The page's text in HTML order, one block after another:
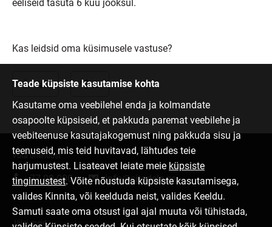
eeliseid tasuta 6 kuu jooksul.
Kas leidsid oma küsimusele vastuse?
Jah Ei
Teade küpsiste kasutamise kohta
Kasutame oma veebilehel enda ja kolmandate
osapoolte küpsiseid, et pakkuda paremat veebilehe ja
veebiteenuse kasutajakogemust ning pakkuda sisu ja
teenuseid, mis teid huvitavad, lähtudes teie
harjumustest. Lisateavet leiate meie küpsiste
tingimustest. Võite nõustuda küpsiste kasutamisega,
valides Kinnita, või keelduda neist, valides Keeldu.
Samuti saate oma otsust igal ajal muuta või tühistada,
Võta ühendust
77 00 000 info@citadele.ee
Jälgi meid